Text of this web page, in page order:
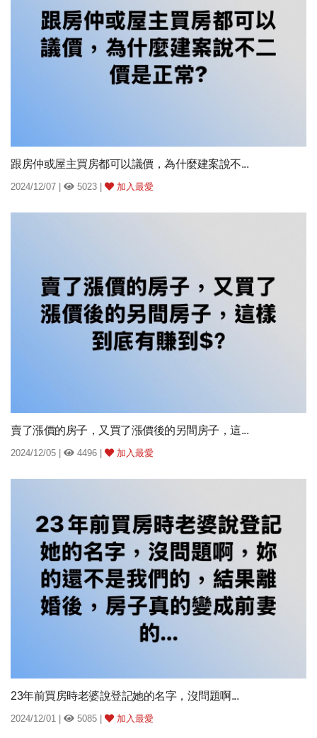
跟房仲或屋主買房都可以議價，為什麼建案說不...
2024/12/07 | 5023 | 加入最愛
賣了漲價的房子，又買了漲價後的另間房子，這...
2024/12/05 | 4496 | 加入最愛
23年前買房時老婆說登記她的名字，沒問題啊...
2024/12/01 | 5085 | 加入最愛